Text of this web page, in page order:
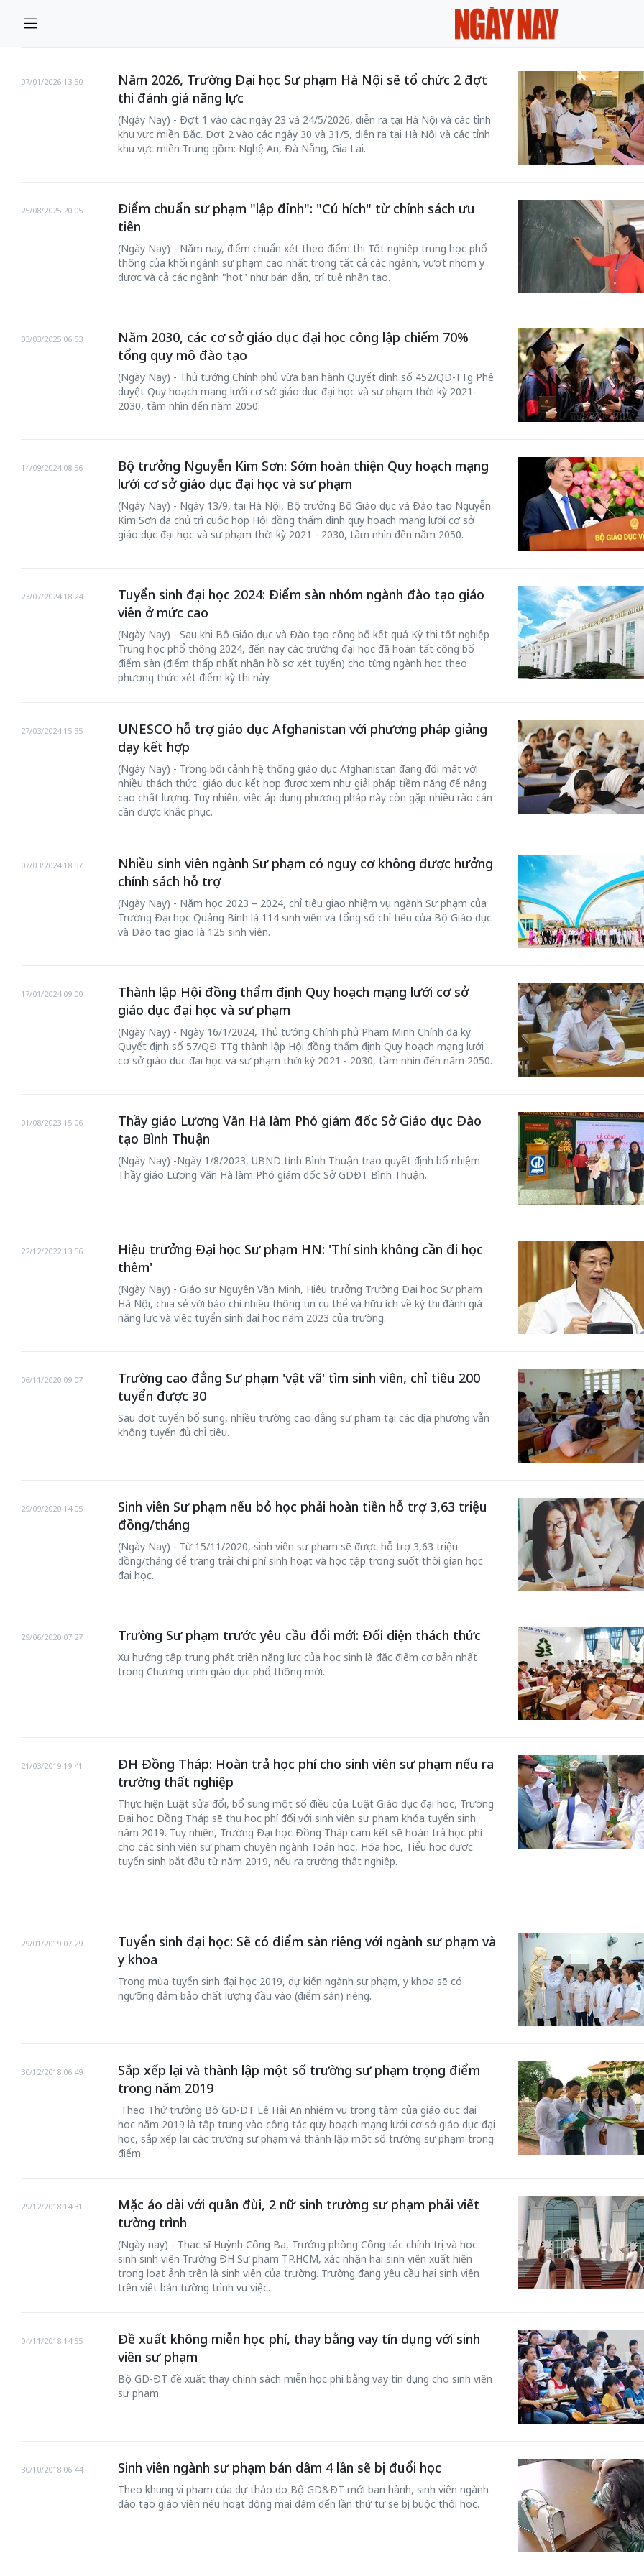
Năm 2026, Trường Đại học Sư phạm Hà Nội sẽ tổ chức 2 đợt
thi đánh giá năng lực
07/01/2026 13:50
(Ngày Nay) - Đợt 1 vào các ngày 23 và 24/5/2026, diễn ra tại Hà Nội và các tỉnh
khu vực miền Bắc. Đợt 2 vào các ngày 30 và 31/5, diễn ra tại Hà Nội và các tỉnh
khu vực miền Trung gồm: Nghệ An, Đà Nẵng, Gia Lai.
Điểm chuẩn sư phạm "lập đỉnh": "Cú hích" từ chính sách ưu
tiên
25/08/2025 20:05
(Ngày Nay) - Năm nay, điểm chuẩn xét theo điểm thi Tốt nghiệp trung học phổ
thông của khối ngành sư phạm cao nhất trong tất cả các ngành, vượt nhóm y
dược và cả các ngành "hot" như bán dẫn, trí tuệ nhân tạo.
Năm 2030, các cơ sở giáo dục đại học công lập chiếm 70%
tổng quy mô đào tạo
03/03/2025 06:53
(Ngày Nay) - Thủ tướng Chính phủ vừa ban hành Quyết định số 452/QĐ-TTg Phê
duyệt Quy hoạch mạng lưới cơ sở giáo dục đại học và sư phạm thời kỳ 2021-
2030, tầm nhìn đến năm 2050.
Bộ trưởng Nguyễn Kim Sơn: Sớm hoàn thiện Quy hoạch mạng
lưới cơ sở giáo dục đại học và sư phạm
14/09/2024 08:56
(Ngày Nay) - Ngày 13/9, tại Hà Nội, Bộ trưởng Bộ Giáo dục và Đào tạo Nguyễn
Kim Sơn đã chủ trì cuộc họp Hội đồng thẩm định quy hoạch mạng lưới cơ sở
giáo dục đại học và sư phạm thời kỳ 2021 - 2030, tầm nhìn đến năm 2050.
Tuyển sinh đại học 2024: Điểm sàn nhóm ngành đào tạo giáo
viên ở mức cao
23/07/2024 18:24
(Ngày Nay) - Sau khi Bộ Giáo dục và Đào tạo công bố kết quả Kỳ thi tốt nghiệp
Trung học phổ thông 2024, đến nay các trường đại học đã hoàn tất công bố
điểm sàn (điểm thấp nhất nhận hồ sơ xét tuyển) cho từng ngành học theo
phương thức xét điểm kỳ thi này.
UNESCO hỗ trợ giáo dục Afghanistan với phương pháp giảng
dạy kết hợp
27/03/2024 15:35
(Ngày Nay) - Trong bối cảnh hệ thống giáo dục Afghanistan đang đối mặt với
nhiều thách thức, giáo dục kết hợp được xem như giải pháp tiềm năng để nâng
cao chất lượng. Tuy nhiên, việc áp dụng phương pháp này còn gặp nhiều rào cản
cần được khắc phục.
Nhiều sinh viên ngành Sư phạm có nguy cơ không được hưởng
chính sách hỗ trợ
07/03/2024 18:57
(Ngày Nay) - Năm học 2023 – 2024, chỉ tiêu giao nhiệm vụ ngành Sư phạm của
Trường Đại học Quảng Bình là 114 sinh viên và tổng số chỉ tiêu của Bộ Giáo dục
và Đào tạo giao là 125 sinh viên.
Thành lập Hội đồng thẩm định Quy hoạch mạng lưới cơ sở
giáo dục đại học và sư phạm
17/01/2024 09:00
(Ngày Nay) - Ngày 16/1/2024, Thủ tướng Chính phủ Phạm Minh Chính đã ký
Quyết định số 57/QĐ-TTg thành lập Hội đồng thẩm định Quy hoạch mạng lưới
cơ sở giáo dục đại học và sư phạm thời kỳ 2021 - 2030, tầm nhìn đến năm 2050.
Thầy giáo Lương Văn Hà làm Phó giám đốc Sở Giáo dục Đào
tạo Bình Thuận
01/08/2023 15:06
(Ngày Nay) -Ngày 1/8/2023, UBND tỉnh Bình Thuận trao quyết định bổ nhiệm
Thầy giáo Lương Văn Hà làm Phó giám đốc Sở GDĐT Bình Thuận.
Hiệu trưởng Đại học Sư phạm HN: 'Thí sinh không cần đi học
thêm'
22/12/2022 13:56
(Ngày Nay) - Giáo sư Nguyễn Văn Minh, Hiệu trưởng Trường Đại học Sư phạm
Hà Nội, chia sẻ với báo chí nhiều thông tin cụ thể và hữu ích về kỳ thi đánh giá
năng lực và việc tuyển sinh đại học năm 2023 của trường.
Trường cao đẳng Sư phạm 'vật vã' tìm sinh viên, chỉ tiêu 200
tuyển được 30
06/11/2020 09:07
Sau đợt tuyển bổ sung, nhiều trường cao đẳng sư phạm tại các địa phương vẫn
không tuyển đủ chỉ tiêu.
Sinh viên Sư phạm nếu bỏ học phải hoàn tiền hỗ trợ 3,63 triệu
đồng/tháng
29/09/2020 14:05
(Ngày Nay) - Từ 15/11/2020, sinh viên sư phạm sẽ được hỗ trợ 3,63 triệu
đồng/tháng để trang trải chi phí sinh hoạt và học tập trong suốt thời gian học
đại học.
Trường Sư phạm trước yêu cầu đổi mới: Đối diện thách thức
29/06/2020 07:27
Xu hướng tập trung phát triển năng lực của học sinh là đặc điểm cơ bản nhất
trong Chương trình giáo dục phổ thông mới.
ĐH Đồng Tháp: Hoàn trả học phí cho sinh viên sư phạm nếu ra
trường thất nghiệp
21/03/2019 19:41
Thực hiện Luật sửa đổi, bổ sung một số điều của Luật Giáo dục đại học, Trường
Đại học Đồng Tháp sẽ thu học phí đối với sinh viên sư phạm khóa tuyển sinh
năm 2019. Tuy nhiên, Trường Đại học Đồng Tháp cam kết sẽ hoàn trả học phí
cho các sinh viên sư phạm chuyên ngành Toán học, Hóa học, Tiểu học được
tuyển sinh bắt đầu từ năm 2019, nếu ra trường thất nghiệp.
Tuyển sinh đại học: Sẽ có điểm sàn riêng với ngành sư phạm và
y khoa
29/01/2019 07:29
Trong mùa tuyển sinh đại học 2019, dự kiến ngành sư phạm, y khoa sẽ có
ngưỡng đảm bảo chất lượng đầu vào (điểm sàn) riêng.
Sắp xếp lại và thành lập một số trường sư phạm trọng điểm
trong năm 2019
30/12/2018 06:49
Theo Thứ trưởng Bộ GD-ĐT Lê Hải An nhiệm vụ trọng tâm của giáo dục đại
học năm 2019 là tập trung vào công tác quy hoạch mạng lưới cơ sở giáo dục đại
học, sắp xếp lại các trường sư phạm và thành lập một số trường sư phạm trọng
điểm.
Mặc áo dài với quần đùi, 2 nữ sinh trường sư phạm phải viết
tường trình
29/12/2018 14:31
(Ngày nay) - Thạc sĩ Huỳnh Công Ba, Trưởng phòng Công tác chính trị và học
sinh sinh viên Trường ĐH Sư phạm TP.HCM, xác nhận hai sinh viên xuất hiện
trong loạt ảnh trên là sinh viên của trường. Trường đang yêu cầu hai sinh viên
trên viết bản tường trình vụ việc.
Đề xuất không miễn học phí, thay bằng vay tín dụng với sinh
viên sư phạm
04/11/2018 14:55
Bộ GD-ĐT đề xuất thay chính sách miễn học phí bằng vay tín dụng cho sinh viên
sư phạm.
Sinh viên ngành sư phạm bán dâm 4 lần sẽ bị đuổi học
30/10/2018 06:44
Theo khung vi phạm của dự thảo do Bộ GD&ĐT mới ban hành, sinh viên ngành
đào tạo giáo viên nếu hoạt động mại dâm đến lần thứ tư sẽ bị buộc thôi học.
của những chiếc
trên không gian
Khách đến chơi nhà
Lê Hiền
Bắc Biên - Giữ một
làng ven sông Hồng
Nội
Hà Nội vững bước vào
lăng kính số hóa
50 năm Việt Nam gia
nhập UNESCO: Khơi
nguồn nội lực văn hóa,
làm nên diện mạo mới
50 năm Việt Nam gia
nhập UNESCO: Khơi
nguồn nội lực văn hóa,
quốc tế bằng bản lĩnh
50 năm Việt
nhập
nguồn nội lực
định hình vị
quyết định